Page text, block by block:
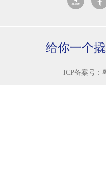
给你一个
ICP备案号：